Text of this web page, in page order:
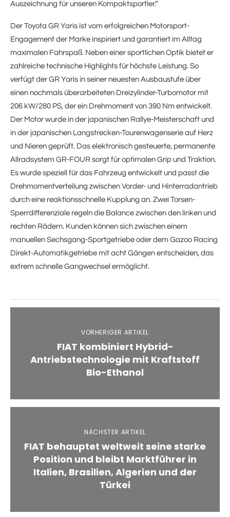
Auszeichnung für unseren Kompaktsportler.“
Der Toyota GR Yaris ist vom erfolgreichen Motorsport-
Engagement der Marke inspiriert und garantiert im Alltag
maximalen Fahrspaß. Neben einer sportlichen Optik bietet er
zahlreiche technische Highlights für höchste Leistung. So
verfügt der GR Yaris in seiner neuesten Ausbaustufe über
einen nochmals überarbeiteten Dreizylinder-Turbomotor mit
206 kW/280 PS, der ein Drehmoment von 390 Nm entwickelt.
Der Motor wurde in der japanischen Rallye-Meisterschaft und
in der japanischen Langstrecken-Tourenwagenserie auf Herz
und Nieren geprüft. Das elektronisch gesteuerte, permanente
Allradsystem GR-FOUR sorgt für optimalen Grip und Traktion.
Es wurde speziell für das Fahrzeug entwickelt und passt die
Drehmomentverteilung zwischen Vorder- und Hinterradantrieb
durch eine reaktionsschnelle Kupplung an. Zwei Torsen-
Sperrdifferenziale regeln die Balance zwischen den linken und
rechten Rädern. Kunden können sich zwischen einem
manuellen Sechsgang-Sportgetriebe oder dem Gazoo Racing
Direkt-Automatikgetriebe mit acht Gängen entscheiden, das
extrem schnelle Gangwechsel ermöglicht.
VORHERIGER ARTIKEL
FIAT kombiniert Hybrid-
Antriebstechnologie mit Kraftstoff
Bio-Ethanol
NÄCHSTER ARTIKEL
FIAT behauptet weltweit seine starke
Position und bleibt Marktführer in
Italien, Brasilien, Algerien und der
Türkei